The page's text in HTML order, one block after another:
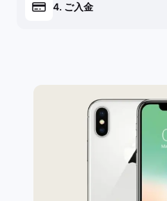
4. ご入金